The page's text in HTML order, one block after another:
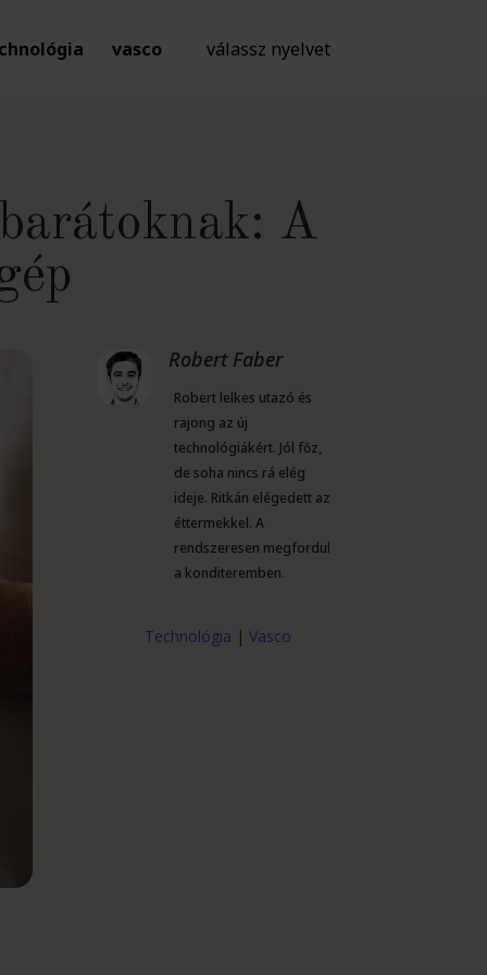
válassz nyelvet
vasco
A
Robert Faber
Robert lelkes utazó és
rajong az új
technológiákért. Jól főz,
de soha nincs rá elég
ideje. Ritkán elégedett az
éttermekkel. A
rendszeresen megfordul
a konditeremben.
Technológia |Vasco